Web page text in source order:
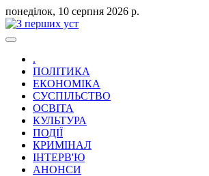
понеділок, 10 серпня 2026 р.
.
ПОЛІТИКА
ЕКОНОМІКА
СУСПІЛЬСТВО
ОСВІТА
КУЛЬТУРА
ПОДІЇ
КРИМІНАЛ
ІНТЕРВ'Ю
АНОНСИ